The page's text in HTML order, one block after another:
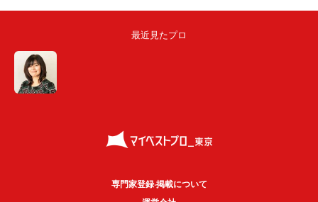
最近見たプロ
専門家登録·掲載について